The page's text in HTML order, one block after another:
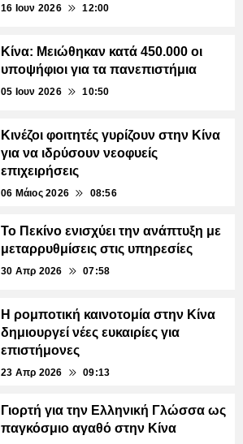
16 Ιουν 2026 12:00
Κίνα: Μειώθηκαν κατά 450.000 οι
υποψήφιοι για τα πανεπιστήμια
05 Ιουν 2026 10:50
Κινέζοι φοιτητές γυρίζουν στην Κίνα
για να ιδρύσουν νεοφυείς
επιχειρήσεις
06 Μάιος 2026 08:56
Το Πεκίνο ενισχύει την ανάπτυξη με
μεταρρυθμίσεις στις υπηρεσίες
30 Απρ 2026 07:58
Η ρομποτική καινοτομία στην Κίνα
δημιουργεί νέες ευκαιρίες για
επιστήμονες
23 Απρ 2026 09:13
Γιορτή για την Ελληνική Γλώσσα ως
παγκόσμιο αγαθό στην Κίνα